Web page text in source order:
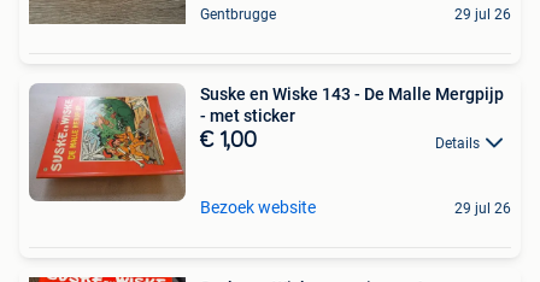
Gentbrugge 29 jul 26
Suske en Wiske 143 - De Malle Mergpijp
- met sticker
€ 1,00 Details
Bezoek website 29 jul 26